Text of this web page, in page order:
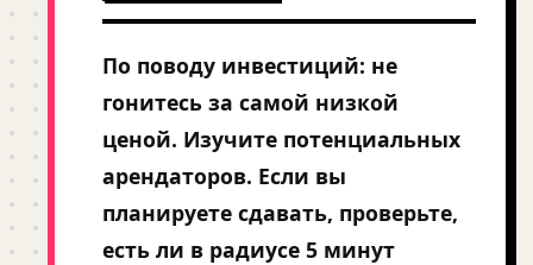
По поводу инвестиций: не
гонитесь за самой низкой
ценой. Изучите потенциальных
арендаторов. Если вы
планируете сдавать, проверьте,
есть ли в радиусе 5 минут